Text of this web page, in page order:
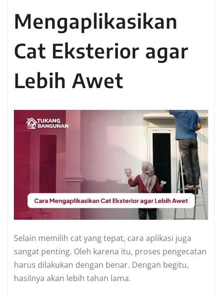
Mengaplikasikan
Cat Eksterior agar
Lebih Awet
Selain memilih cat yang tepat, cara aplikasi juga
sangat penting. Oleh karena itu, proses pengecatan
harus dilakukan dengan benar. Dengan begitu,
hasilnya akan lebih tahan lama.